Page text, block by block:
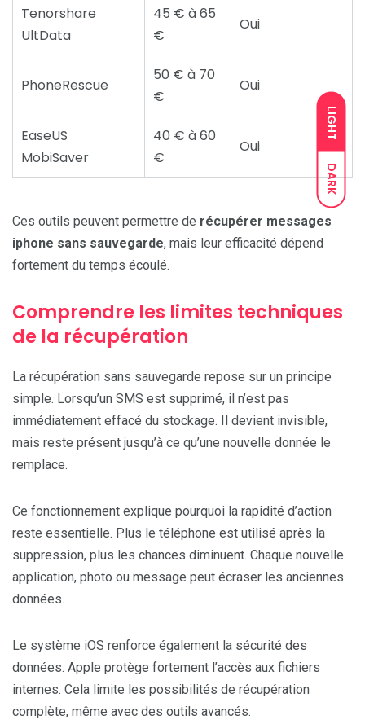
LIGHT
DARK
Tenorshare
UltData
45 € à 65
€
Oui
PhoneRescue
50 € à 70
€
Oui
EaseUS
MobiSaver
40 € à 60
€
Oui
Ces outils peuvent permettre de récupérer messages
iphone sans sauvegarde, mais leur efficacité dépend
fortement du temps écoulé.
Comprendre les limites techniques
de la récupération
La récupération sans sauvegarde repose sur un principe
simple. Lorsqu’un SMS est supprimé, il n’est pas
immédiatement effacé du stockage. Il devient invisible,
mais reste présent jusqu’à ce qu’une nouvelle donnée le
remplace.
Ce fonctionnement explique pourquoi la rapidité d’action
reste essentielle. Plus le téléphone est utilisé après la
suppression, plus les chances diminuent. Chaque nouvelle
application, photo ou message peut écraser les anciennes
données.
Le système iOS renforce également la sécurité des
données. Apple protège fortement l’accès aux fichiers
internes. Cela limite les possibilités de récupération
complète, même avec des outils avancés.